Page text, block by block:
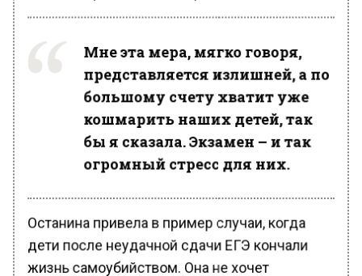
Мне эта мера, мягко говоря,
представляется излишней, а по
большому счету хватит уже
кошмарить наших детей, так
бы я сказала. Экзамен – и так
огромный стресс для них.
Останина привела в пример случаи, когда
дети после неудачной сдачи ЕГЭ кончали
жизнь самоубийством. Она не хочет